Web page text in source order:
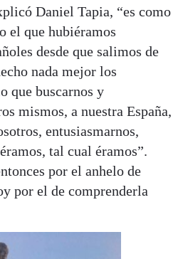
Daniel Tapia, “es como
el que hubiéramos
desde que salimos de
nada mejor los
que buscarnos y
mismos, a nuestra España,
entusiasmarnos,
tal cual éramos”.
por el anhelo de
por el de comprenderla